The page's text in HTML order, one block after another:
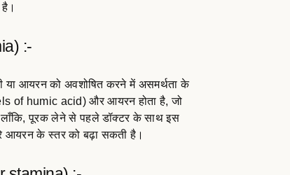
:-
या आयरन को अवशोषित करने में असमर्थता के
of humic acid) और आयरन होता है, जो
पूरक लेने से पहले डॉक्टर के साथ इस
आयरन के स्तर को बढ़ा सकती है।